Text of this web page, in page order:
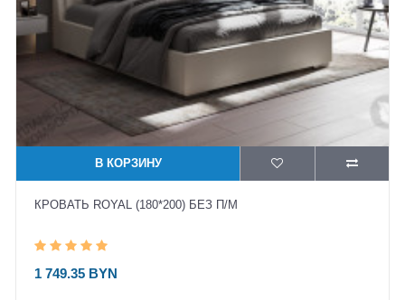
В КОРЗИНУ
КРОВАТЬ ROYAL (180*200) БЕЗ П/М
1 749.35 BYN